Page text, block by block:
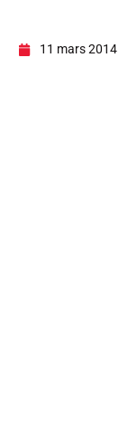
11 mars 2014